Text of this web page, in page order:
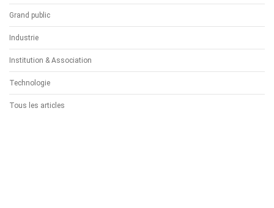
Grand public
Industrie
Institution & Association
Technologie
Tous les articles